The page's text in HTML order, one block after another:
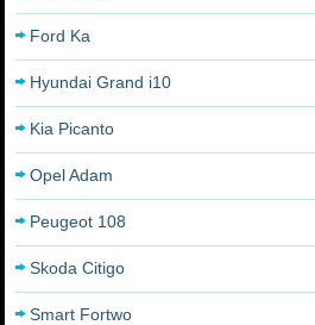
Ford Ka
Hyundai Grand i10
Kia Picanto
Opel Adam
Peugeot 108
Skoda Citigo
Smart Fortwo